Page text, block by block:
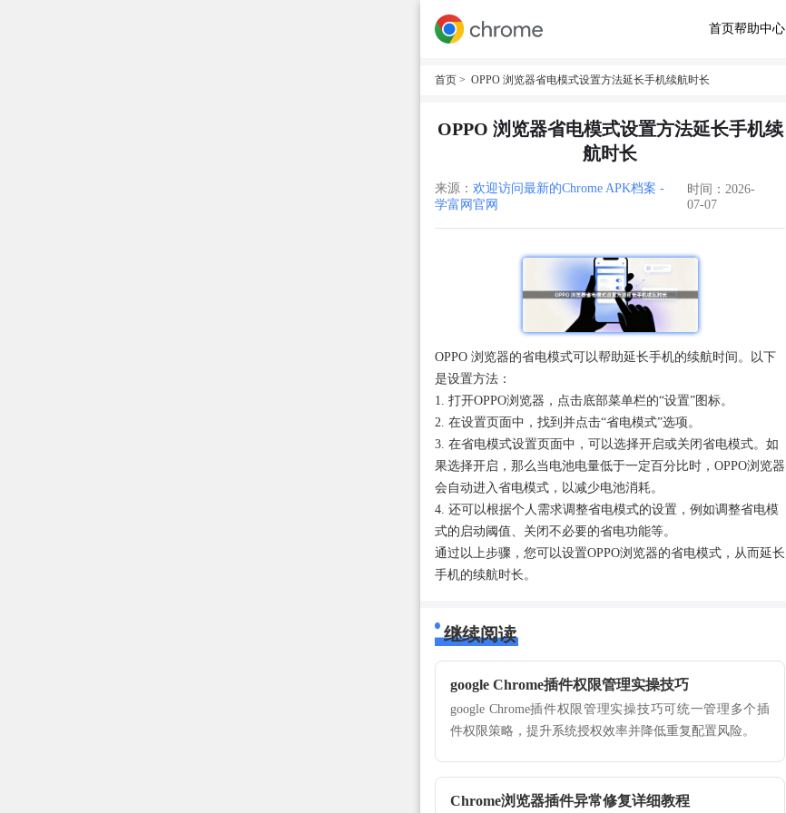
首页帮助中心
首页 > OPPO 浏览器省电模式设置方法延长手机续航时长
OPPO 浏览器省电模式设置方法延长手机续
航时长
来源： 欢迎访问最新的Chrome APK档案 -
学富网官网
时间：2026-
07-07
OPPO 浏览器的省电模式可以帮助延长手机的续航时间。以下
是设置方法：
1. 打开OPPO浏览器，点击底部菜单栏的“设置”图标。
2. 在设置页面中，找到并点击“省电模式”选项。
3. 在省电模式设置页面中，可以选择开启或关闭省电模式。如
果选择开启，那么当电池电量低于一定百分比时，OPPO浏览器
会自动进入省电模式，以减少电池消耗。
4. 还可以根据个人需求调整省电模式的设置，例如调整省电模
式的启动阈值、关闭不必要的省电功能等。
通过以上步骤，您可以设置OPPO浏览器的省电模式，从而延长
手机的续航时长。
继续阅读
google Chrome插件权限管理实操技巧
google Chrome插件权限管理实操技巧可统一管理多个插
件权限策略，提升系统授权效率并降低重复配置风险。
Chrome浏览器插件异常修复详细教程